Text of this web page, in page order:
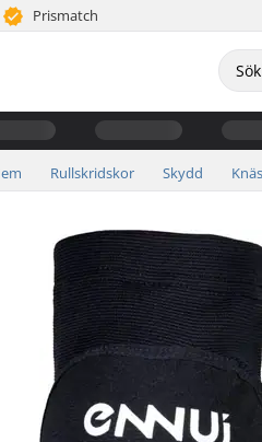
Prismatch
Rullskridskor Skydd